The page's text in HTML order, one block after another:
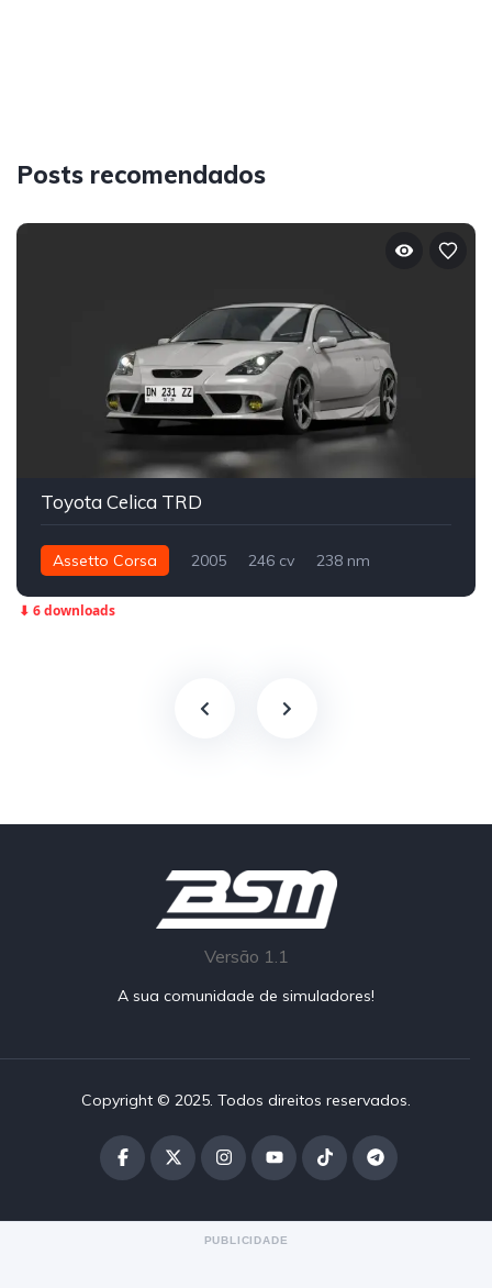
Posts recomendados
Toyota Celica TRD
Assetto Corsa 2005 246 cv
238 nm
⬇ 6 downloads
Versão 1.1
A sua comunidade de simuladores!
Copyright © 2025. Todos direitos reservados.
PUBLICIDADE